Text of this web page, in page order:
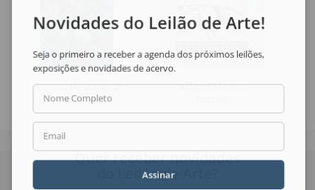
Antonio Helio Cabral
Vaso de Flor
Aldemir Martins
Novidades do Leilão de Arte!
Seja o primeiro a receber a agenda dos próximos leilões,
exposições e novidades de acervo.
Nome Completo
Email
Assinar
Quer receber novidades
do Leilão de Arte?